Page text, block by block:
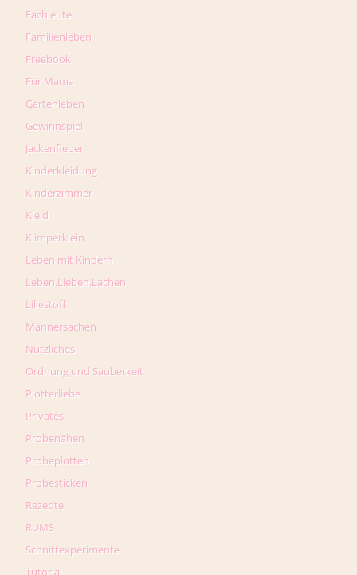
Fachleute
Familienleben
Freebook
Für Mama
Gartenleben
Gewinnspiel
Jackenfieber
Kinderkleidung
Kinderzimmer
Kleid
Klimperklein
Leben mit Kindern
Leben.Lieben.Lachen
Lillestoff
Männersachen
Nützliches
Ordnung und Sauberkeit
Plotterliebe
Privates
Probenähen
Probeplotten
Probesticken
Rezepte
RUMS
Schnittexperimente
Tutorial